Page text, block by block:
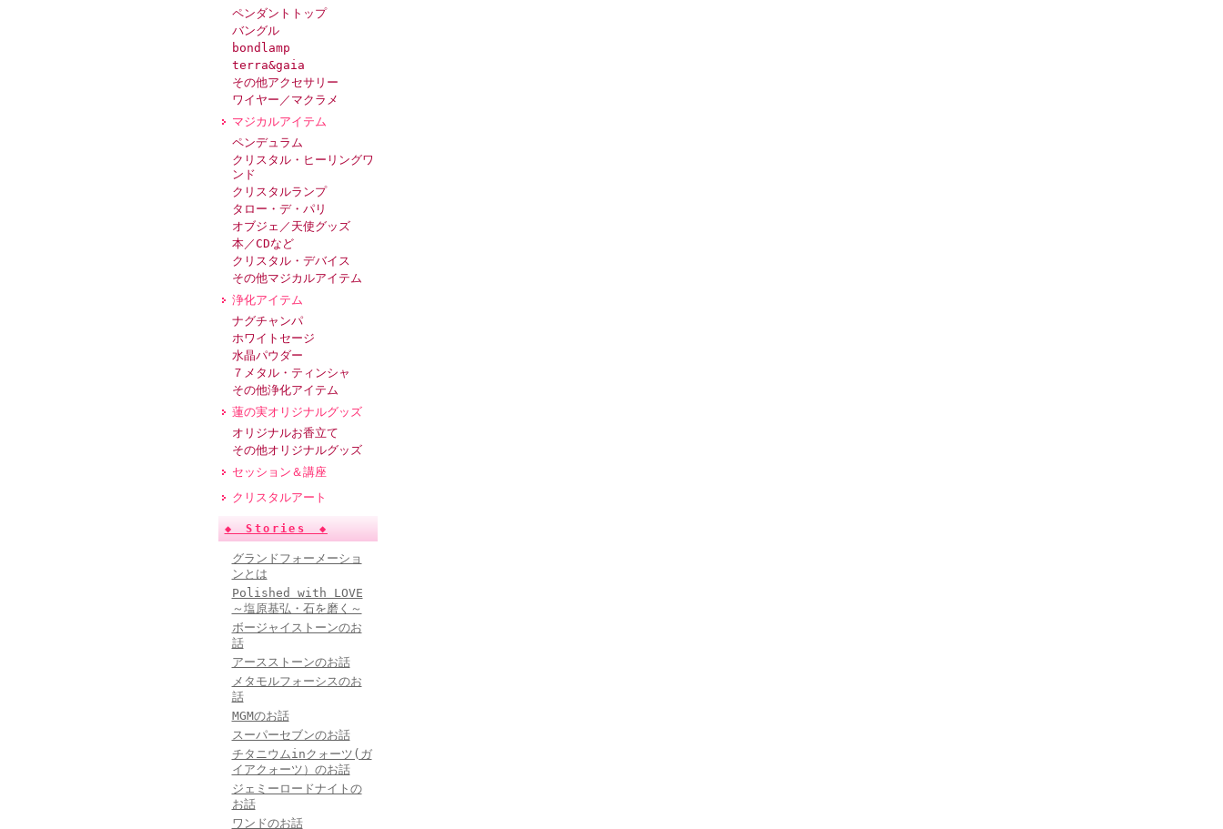
ペンダントトップ
バングル
bondlamp
terra&gaia
その他アクセサリー
ワイヤー／マクラメ
マジカルアイテム
ペンデュラム
クリスタル・ヒーリングワ
ンド
クリスタルランプ
タロー・デ・パリ
オブジェ／天使グッズ
本／CDなど
クリスタル・デバイス
その他マジカルアイテム
浄化アイテム
ナグチャンパ
ホワイトセージ
水晶パウダー
７メタル・ティンシャ
その他浄化アイテム
蓮の実オリジナルグッズ
オリジナルお香立て
その他オリジナルグッズ
セッション＆講座
クリスタルアート
◆ Stories ◆
グランドフォーメーショ
ンとは
Polished with LOVE
～塩原基弘・石を磨く～
ボージャイストーンのお
話
アースストーンのお話
メタモルフォーシスのお
話
MGMのお話
スーパーセブンのお話
チタニウムinクォーツ(ガ
イアクォーツ）のお話
ジェミーロードナイトの
お話
ワンドのお話